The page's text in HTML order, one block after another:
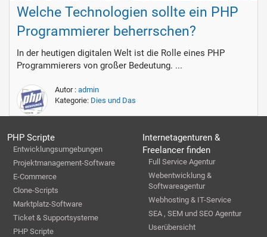
Welche Technologien sollte ein PHP
Programmierer beherrschen?
In der heutigen digitalen Welt ist die Rolle eines PHP
Programmierers von großer Bedeutung. ...
Autor : admin
Kategorie: Dies und Das
PHP Scripte
Entwicklungsumgebungen
Projektmanagement-Software
E-Commerce
Clone-Scripts
Marktplatz-Software
Ticket & Supportsysteme
PHP Scripte
Internetagenturen &
Freelancer finden
Full Service Agentur
Webentwicklung &
Softwareagentur
Webhosting & IT-Service
SEA , SEM und SEO Agentur
Userübersicht